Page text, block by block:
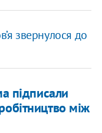
звернулося до
підписали
між